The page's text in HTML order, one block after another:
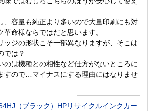
、容量も純正より多いので大量印刷にも対
革命様ならではだと思います。
ッジの形状こそ一部異なりますが、そこは
では？
のは機種との相性など仕方がないところに
すので…マイナスにする理由にはなりませ
（ブラック）HPリサイクルインクカー